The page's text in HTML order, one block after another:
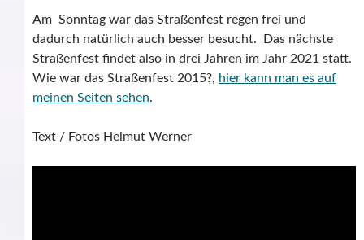
Am Sonntag war das Straßenfest regen frei und
dadurch natürlich auch besser besucht. Das nächste
Straßenfest findet also in drei Jahren im Jahr 2021 statt.
Wie war das Straßenfest 2015?, hier kann man es auf
meinen Seiten sehen.
Text / Fotos Helmut Werner